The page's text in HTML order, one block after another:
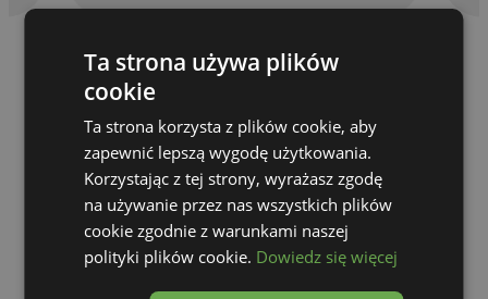
Ta strona używa plików
cookie
Ta strona korzysta z plików cookie, aby
zapewnić lepszą wygodę użytkowania.
Korzystając z tej strony, wyrażasz zgodę
na używanie przez nas wszystkich plików
cookie zgodnie z warunkami naszej
polityki plików cookie. Dowiedz się więcej